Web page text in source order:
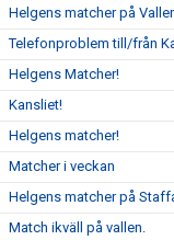
Helgens matcher på
Telefonproblem till/från
Helgens Matcher!
Kansliet!
Helgens matcher!
Matcher i veckan
Helgens matcher på
Match ikväll på vallen.